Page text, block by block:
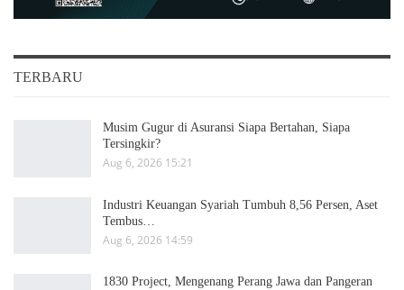
TERBARU
Musim Gugur di Asuransi Siapa Bertahan, Siapa
Tersingkir?
Aug 6, 2026 15:21
Industri Keuangan Syariah Tumbuh 8,56 Persen, Aset
Tembus…
Aug 6, 2026 14:59
1830 Project, Mengenang Perang Jawa dan Pangeran